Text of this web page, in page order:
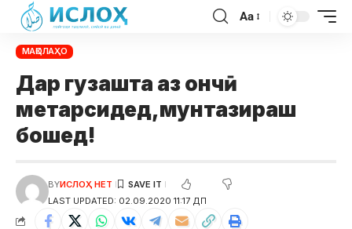
Aa
МАҚОЛАҲО
Дар гузашта аз ончӣ
метарсидед,мунтазираш
бошед!
LAST UPDATED: 02.09.2020 11:17 ДП
BYИСЛОҲ НЕТ